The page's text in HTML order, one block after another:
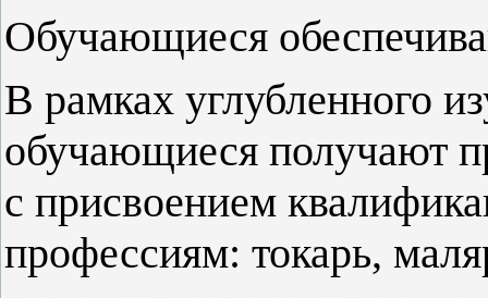
Обучающиеся
В рамках углубленного
обучающиеся получают
с присвоением
профессиям: токарь,